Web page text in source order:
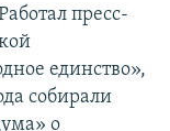
пресс-
единство»,
собирали
о